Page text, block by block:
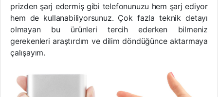
prizden şarj edermiş gibi telefonunuzu hem şarj ediyor
hem de kullanabiliyorsunuz. Çok fazla teknik detayı
olmayan bu ürünleri tercih ederken bilmeniz
gerekenleri araştırdım ve dilim döndüğünce aktarmaya
çalışayım.